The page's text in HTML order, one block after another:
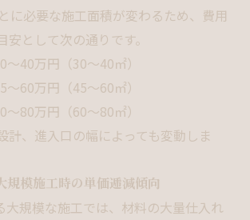
に必要な施工面積が変わるため、費用
安として次の通りです。
40万円（30〜40㎡）
60万円（45〜60㎡）
80万円（60〜80㎡）
計、進入口の幅によっても変動しま
規模施工時の単価逓減傾向
大規模な施工では、材料の大量仕入れ